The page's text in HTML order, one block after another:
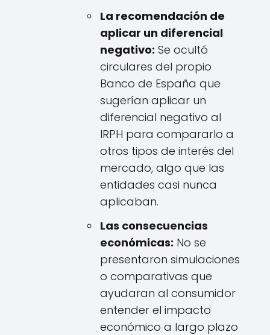
La recomendación de
aplicar un diferencial
negativo: Se ocultó
circulares del propio
Banco de España que
sugerían aplicar un
diferencial negativo al
IRPH para compararlo a
otros tipos de interés del
mercado, algo que las
entidades casi nunca
aplicaban.
Las consecuencias
económicas: No se
presentaron simulaciones
o comparativas que
ayudaran al consumidor
entender el impacto
económico a largo plazo